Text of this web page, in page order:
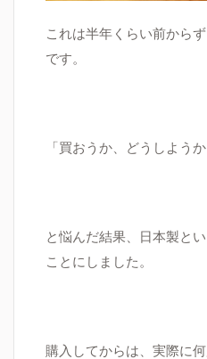
これは半年くらい前から
です。
「買おうか、どうしようか
と悩んだ結果、日本製と
ことにしました。
購入してからは、実際に何